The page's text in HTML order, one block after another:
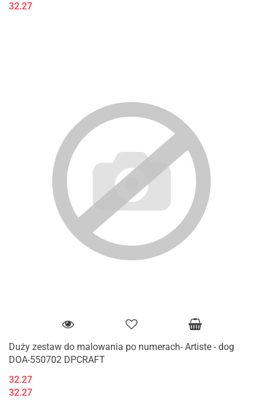
32.27
Duży zestaw do malowania po numerach- Artiste - dog
DOA-550702 DPCRAFT
32.27
32.27